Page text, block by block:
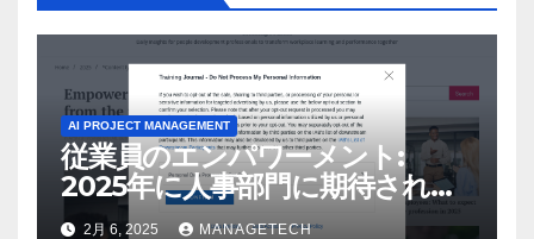
AI PROJECT MANAGEMENT
従業員のエンパワーメント:
2025年に人事部門に期待される
こと –
2月 6, 2025 MANAGETECH